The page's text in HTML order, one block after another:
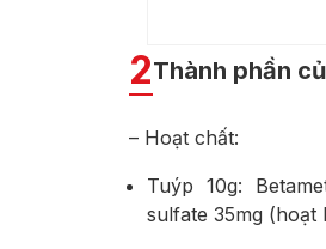
2Thành phần
– Hoạt chất:
Tuýp 10g:
sulfate 35mg (hoạt